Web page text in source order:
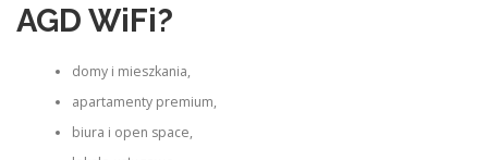
AGD WiFi?
domy i mieszkania,
apartamenty premium,
biura i open space,